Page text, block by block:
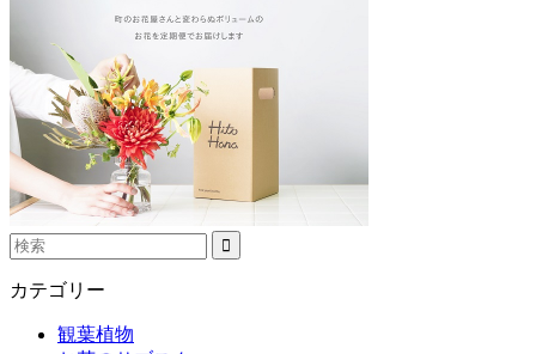
カテゴリー
観葉植物